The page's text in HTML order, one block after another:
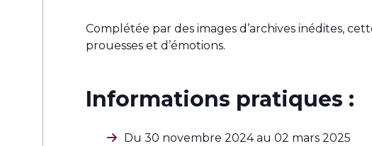
Complétée par des images d’archives inédites,
prouesses et d’émotions.
Informations pratiques :
Du 30 novembre 2024 au 02 mars 2025